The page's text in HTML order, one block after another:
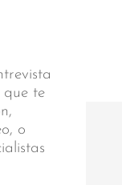
que te
o